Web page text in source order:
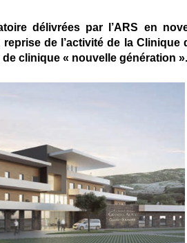
délivrées par l’ARS en
de l’activité de la Clinique
clinique « nouvelle génération ».